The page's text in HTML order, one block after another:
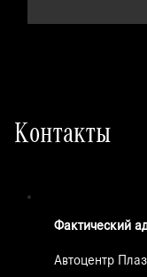
Контакты
Фактический
Автоцентр